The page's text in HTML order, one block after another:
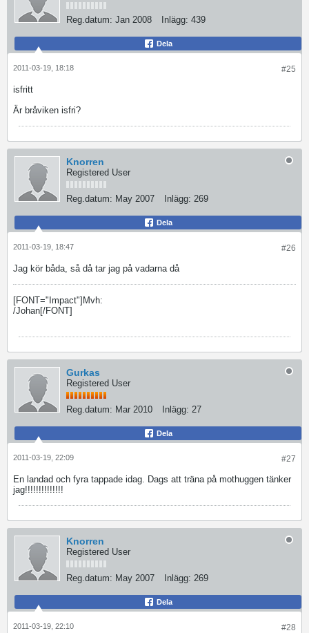
Reg.datum: Jan 2008 Inlägg: 439
Dela
#25
2011-03-19, 18:18
isfritt
Är bråviken isfri?
Knorren
Registered User
Reg.datum: May 2007 Inlägg: 269
Dela
#26
2011-03-19, 18:47
Jag kör båda, så då tar jag på vadarna då
[FONT="Impact"]Mvh:
/Johan[/FONT]
Gurkas
Registered User
Reg.datum: Mar 2010 Inlägg: 27
Dela
#27
2011-03-19, 22:09
En landad och fyra tappade idag. Dags att träna på mothuggen tänker
jag!!!!!!!!!!!!!!
Knorren
Registered User
Reg.datum: May 2007 Inlägg: 269
Dela
#28
2011-03-19, 22:10